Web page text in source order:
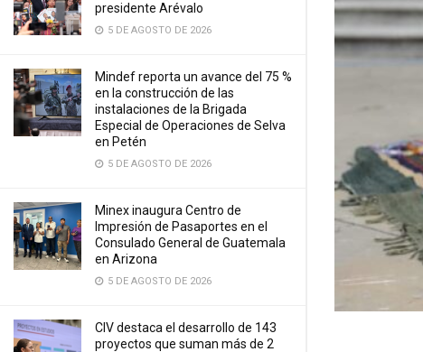
presidente Arévalo
5 DE AGOSTO DE 2026
Mindef reporta un avance del 75 %
en la construcción de las
instalaciones de la Brigada
Especial de Operaciones de Selva
en Petén
5 DE AGOSTO DE 2026
Minex inaugura Centro de
Impresión de Pasaportes en el
Consulado General de Guatemala
en Arizona
5 DE AGOSTO DE 2026
CIV destaca el desarrollo de 143
proyectos que suman más de 2